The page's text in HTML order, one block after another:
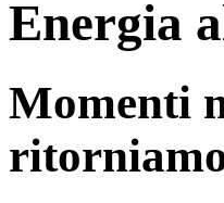
Energia
Momenti